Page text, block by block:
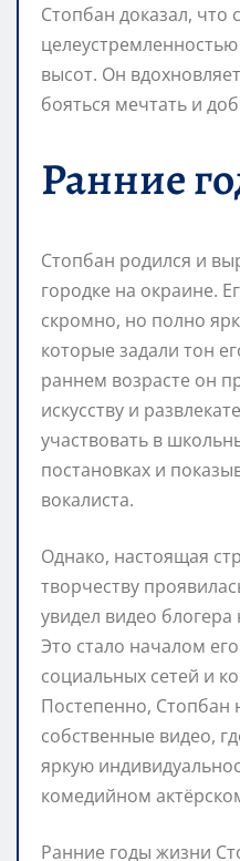
Стопбан доказал, что
высот. Он
бояться мечтать и
Ранние
Стопбан родился и
городке на окраине.
скромно, но полно
которые задали тон
раннем возрасте он
искусству и
участвовать в
постановках и
вокалиста.
Однако, настоящая
творчеству
увидел видео
Это стало началом
социальных сетей и
Постепенно, Стопбан
собственные видео,
яркую
комедийном
Ранние годы жизни